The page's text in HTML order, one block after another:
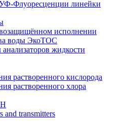
Флуоресценции линейки
исполнении
воды ЭкоТОС
жидкости
растворенного кислорода
растворенного хлора
and transmitters